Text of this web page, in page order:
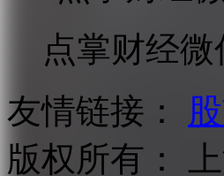
点掌财经
友情链接：
版权所有：